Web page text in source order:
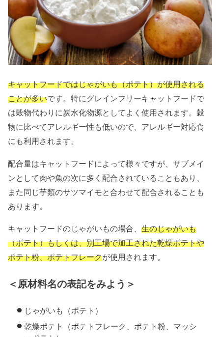
キャットフードではじゃがいも（ポテト）が使用される
ことが多いです。特にグレインフリーキャットフードで
は穀物代わりに炭水化物源としてよく使用されます。穀
物に比べてアレルギー性も低いので、アレルギー対応食
にも利用されます。
配合量はキャットフードによって様々ですが、サブメイ
ンとして肉や魚の次に多く配合されていることもあり、
また同じ芋類のサツマイモと合わせて配合されることも
あります。
キャットフードのじゃがいもの場合、生のじゃがいも
（ポテト）もしくは、別工場で加工された乾燥ポテトや
ポテト粉、ポテトフレークが使用されます。
＜原材料名の表記をみよう＞
じゃがいも（ポテト）
乾燥ポテト（ポテトフレーク、ポテト粉、マッシ